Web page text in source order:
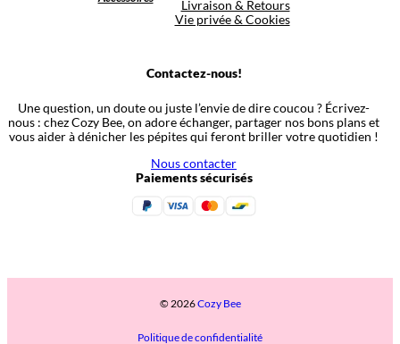
Livraison & Retours
Vie privée & Cookies
Contactez-nous!
Une question, un doute ou juste l’envie de dire coucou ? Écrivez-
nous : chez Cozy Bee, on adore échanger, partager nos bons plans et
vous aider à dénicher les pépites qui feront briller votre quotidien !
Nous contacter
Paiements sécurisés
© 2026Cozy Bee
Politique de confidentialité